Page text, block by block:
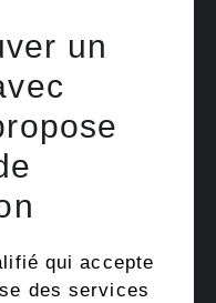
un
qui accepte
des services